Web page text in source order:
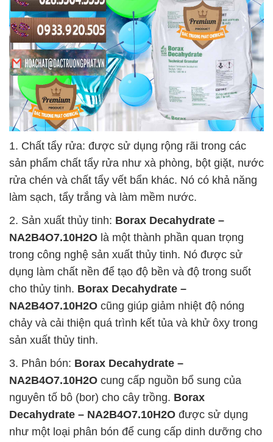
1. Chất tẩy rửa: được sử dụng rộng rãi trong các
sản phẩm chất tẩy rửa như xà phòng, bột giặt, nước
rửa chén và chất tẩy vết bẩn khác. Nó có khả năng
làm sạch, tẩy trắng và làm mềm nước.
2. Sản xuất thủy tinh: Borax Decahydrate –
NA2B4O7.10H2O là một thành phần quan trọng
trong công nghệ sản xuất thủy tinh. Nó được sử
dụng làm chất nền để tạo độ bền và độ trong suốt
cho thủy tinh. Borax Decahydrate –
NA2B4O7.10H2O cũng giúp giảm nhiệt độ nóng
chảy và cải thiện quá trình kết tủa và khử ôxy trong
sản xuất thủy tinh.
3. Phân bón: Borax Decahydrate –
NA2B4O7.10H2O cung cấp nguồn bổ sung của
nguyên tố bô (bor) cho cây trồng. Borax
Decahydrate – NA2B4O7.10H2O được sử dụng
như một loại phân bón để cung cấp dinh dưỡng cho